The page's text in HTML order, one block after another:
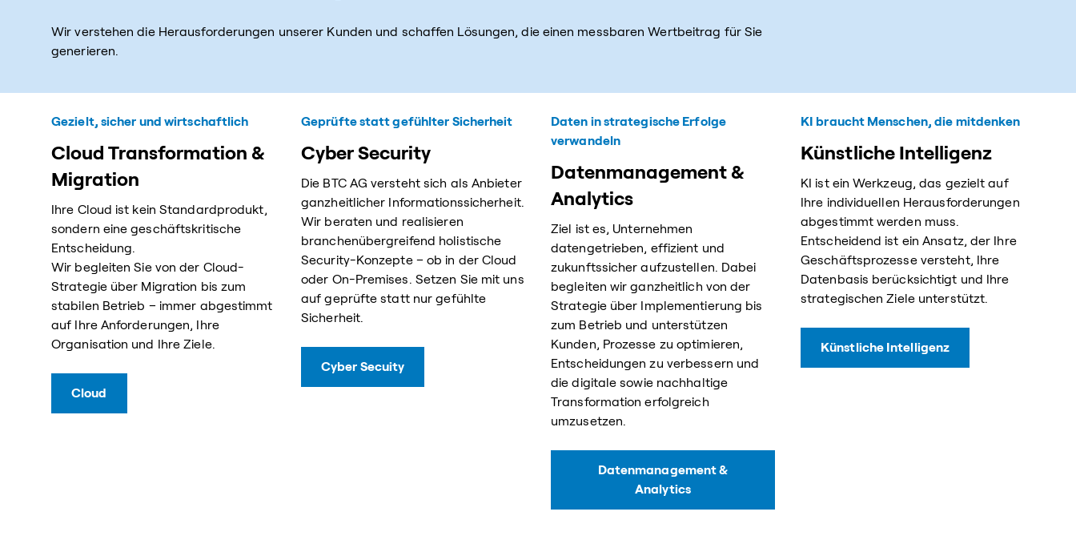
Wir verstehen die Herausforderungen unserer Kunden und schaffen Lösungen, die einen messbaren Wertbeitrag für Sie
generieren.
Gezielt, sicher und wirtschaftlich
Cloud Transformation &
Migration
Ihre Cloud ist kein Standardprodukt,
sondern eine geschäftskritische
Entscheidung.
Wir begleiten Sie von der Cloud-
Strategie über Migration bis zum
stabilen Betrieb – immer abgestimmt
auf Ihre Anforderungen, Ihre
Organisation und Ihre Ziele.
Cloud
Geprüfte statt gefühlter Sicherheit
Cyber Security
Die BTC AG versteht sich als Anbieter
ganzheitlicher Informationssicherheit.
Wir beraten und realisieren
branchenübergreifend holistische
Security-Konzepte – ob in der Cloud
oder On-Premises. Setzen Sie mit uns
auf geprüfte statt nur gefühlte
Sicherheit.
Cyber Secuity
Daten in strategische Erfolge
verwandeln
Datenmanagement &
Analytics
Ziel ist es, Unternehmen
datengetrieben, effizient und
zukunftssicher aufzustellen. Dabei
begleiten wir ganzheitlich von der
Strategie über Implementierung bis
zum Betrieb und unterstützen
Kunden, Prozesse zu optimieren,
Entscheidungen zu verbessern und
die digitale sowie nachhaltige
Transformation erfolgreich
umzusetzen.
Datenmanagement &
Analytics
KI braucht Menschen, die mitdenken
Künstliche Intelligenz
KI ist ein Werkzeug, das gezielt auf
Ihre individuellen Herausforderungen
abgestimmt werden muss.
Entscheidend ist ein Ansatz, der Ihre
Geschäftsprozesse versteht, Ihre
Datenbasis berücksichtigt und Ihre
strategischen Ziele unterstützt.
Künstliche Intelligenz